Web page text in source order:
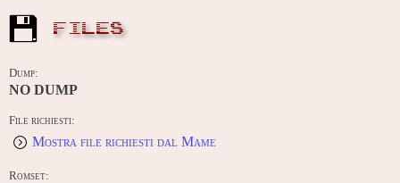
FILES
Dump:
NO DUMP
File richiesti:
Mostra file richiesti dal Mame
Romset: